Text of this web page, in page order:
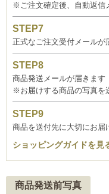
※ご注文確定後、自動返信
正式なご注文受付メールが
商品発送メールが届きます
※お届けする商品の写真を
商品を送付先に大切にお届
ショッピングガイドを見
商品発送前写真